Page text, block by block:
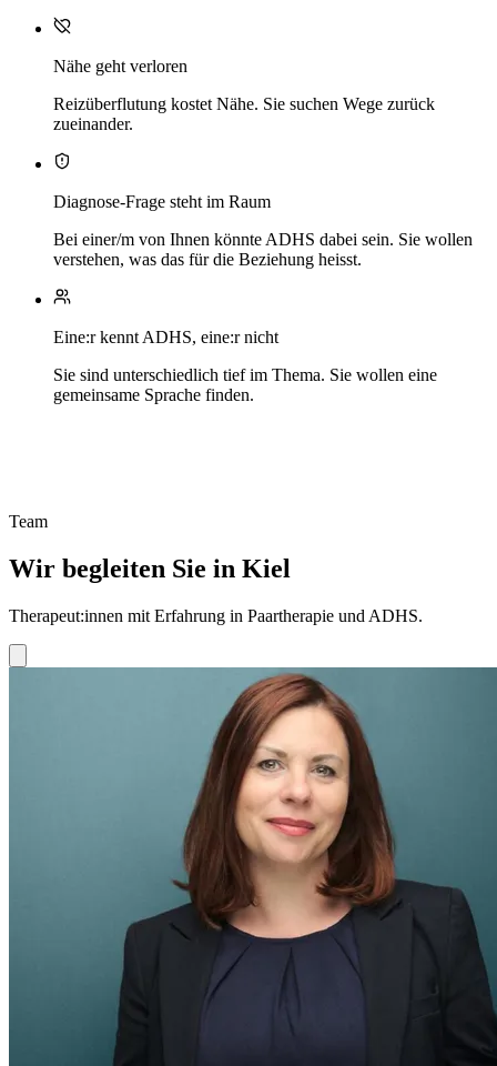
Nähe geht verloren
Reizüberflutung kostet Nähe. Sie suchen Wege zurück
zueinander.
Diagnose-Frage steht im Raum
Bei einer/m von Ihnen könnte ADHS dabei sein. Sie wollen
verstehen, was das für die Beziehung heisst.
Eine:r kennt ADHS, eine:r nicht
Sie sind unterschiedlich tief im Thema. Sie wollen eine
gemeinsame Sprache finden.
Team
Wir begleiten Sie in Kiel
Therapeut:innen mit Erfahrung in Paartherapie und ADHS.